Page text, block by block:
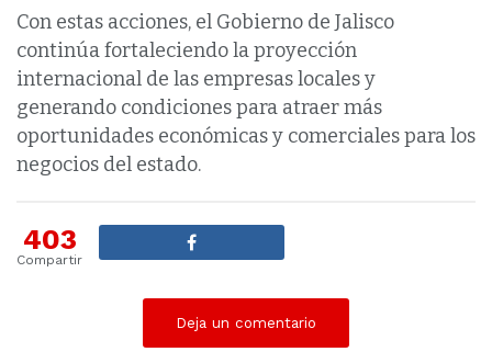
Con estas acciones, el Gobierno de Jalisco
continúa fortaleciendo la proyección
internacional de las empresas locales y
generando condiciones para atraer más
oportunidades económicas y comerciales para los
negocios del estado.
403
Compartir
Deja un comentario